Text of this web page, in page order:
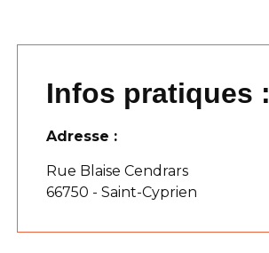
Infos pratiques :
Adresse :
Rue Blaise Cendrars
66750 - Saint-Cyprien